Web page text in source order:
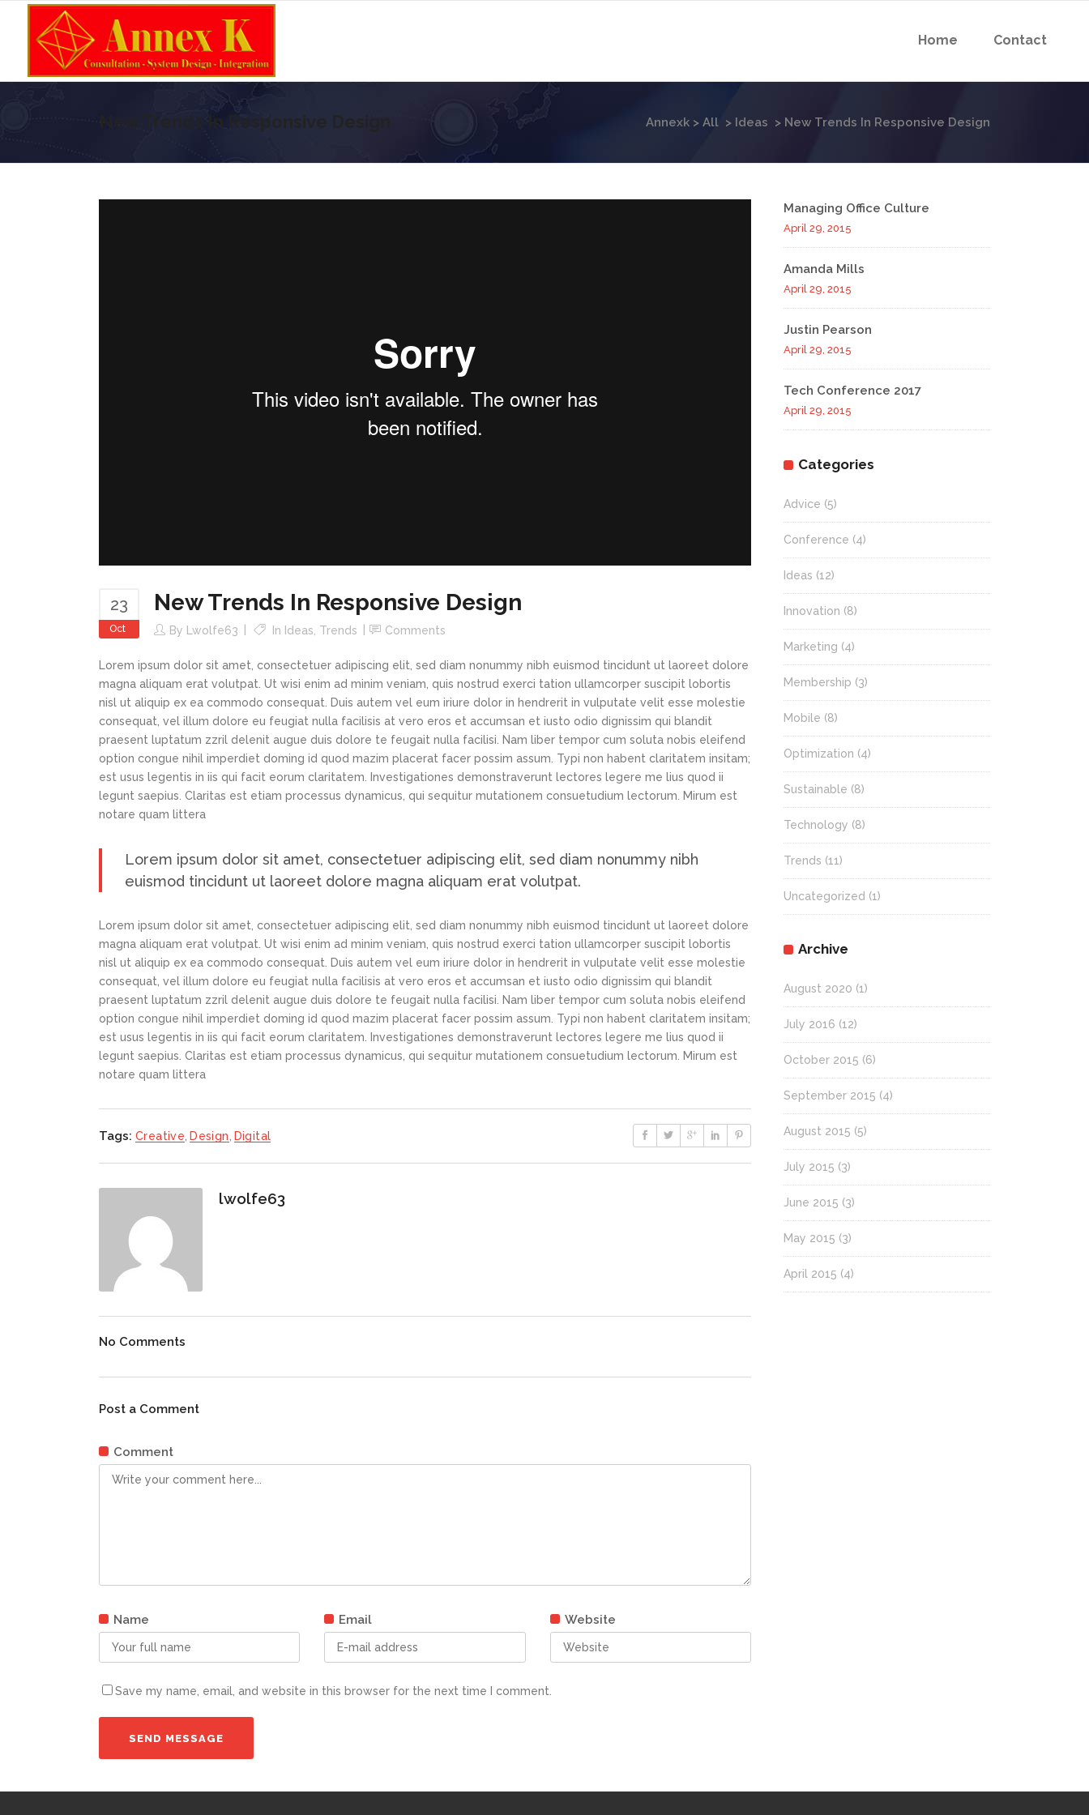
Home Contact
New Trends In Responsive Design Annexk > All > Ideas > New Trends In Responsive Design
23
Oct
New Trends In Responsive Design
By Lwolfe63 In Ideas, Trends Comments
Lorem ipsum dolor sit amet, consectetuer adipiscing elit, sed diam nonummy nibh euismod tincidunt ut laoreet dolore
magna aliquam erat volutpat. Ut wisi enim ad minim veniam, quis nostrud exerci tation ullamcorper suscipit lobortis
nisl ut aliquip ex ea commodo consequat. Duis autem vel eum iriure dolor in hendrerit in vulputate velit esse molestie
consequat, vel illum dolore eu feugiat nulla facilisis at vero eros et accumsan et iusto odio dignissim qui blandit
praesent luptatum zzril delenit augue duis dolore te feugait nulla facilisi. Nam liber tempor cum soluta nobis eleifend
option congue nihil imperdiet doming id quod mazim placerat facer possim assum. Typi non habent claritatem insitam;
est usus legentis in iis qui facit eorum claritatem. Investigationes demonstraverunt lectores legere me lius quod ii
legunt saepius. Claritas est etiam processus dynamicus, qui sequitur mutationem consuetudium lectorum. Mirum est
notare quam littera
Lorem ipsum dolor sit amet, consectetuer adipiscing elit, sed diam nonummy nibh
euismod tincidunt ut laoreet dolore magna aliquam erat volutpat.
Lorem ipsum dolor sit amet, consectetuer adipiscing elit, sed diam nonummy nibh euismod tincidunt ut laoreet dolore
magna aliquam erat volutpat. Ut wisi enim ad minim veniam, quis nostrud exerci tation ullamcorper suscipit lobortis
nisl ut aliquip ex ea commodo consequat. Duis autem vel eum iriure dolor in hendrerit in vulputate velit esse molestie
consequat, vel illum dolore eu feugiat nulla facilisis at vero eros et accumsan et iusto odio dignissim qui blandit
praesent luptatum zzril delenit augue duis dolore te feugait nulla facilisi. Nam liber tempor cum soluta nobis eleifend
option congue nihil imperdiet doming id quod mazim placerat facer possim assum. Typi non habent claritatem insitam;
est usus legentis in iis qui facit eorum claritatem. Investigationes demonstraverunt lectores legere me lius quod ii
legunt saepius. Claritas est etiam processus dynamicus, qui sequitur mutationem consuetudium lectorum. Mirum est
notare quam littera
Tags: Creative, Design, Digital
lwolfe63
No Comments
Post a Comment
Comment
Name Email Website
Save my name, email, and website in this browser for the next time I comment.
Managing Office Culture
April 29, 2015
Amanda Mills
April 29, 2015
Justin Pearson
April 29, 2015
Tech Conference 2017
April 29, 2015
Categories
Advice (5)
Conference (4)
Ideas (12)
Innovation (8)
Marketing (4)
Membership (3)
Mobile (8)
Optimization (4)
Sustainable (8)
Technology (8)
Trends (11)
Uncategorized (1)
Archive
August 2020 (1)
July 2016 (12)
October 2015 (6)
September 2015 (4)
August 2015 (5)
July 2015 (3)
June 2015 (3)
May 2015 (3)
April 2015 (4)